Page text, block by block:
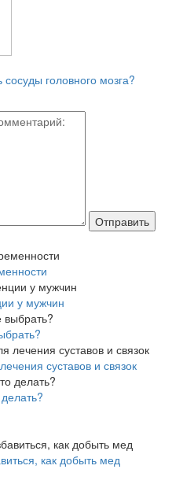
головного мозга?
у мужчин
суставов и связок
как добыть мед